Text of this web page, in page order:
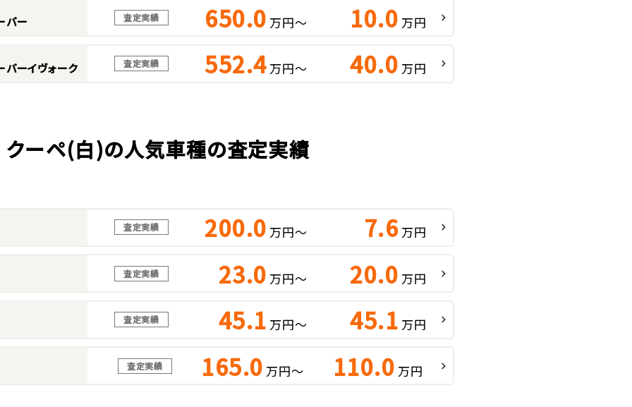
バー 査定実績 650.0 万円～ 10.0 万円
ーイヴォーク 査定実績 552.4 万円～ 40.0 万円
クーペ(白)の人気車種の査定実績
査定実績 200.0 万円～ 7.6 万円
査定実績 23.0 万円～ 20.0 万円
査定実績 45.1 万円～ 45.1 万円
査定実績 165.0 万円～ 110.0 万円